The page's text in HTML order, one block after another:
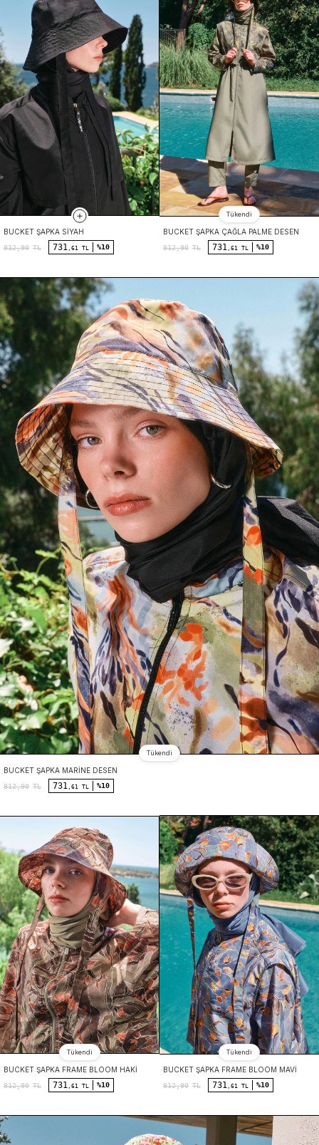
BUCKET ŞAPKA SIYAH
812,90 TL 731 ,61 TL %10
Tükendi
BUCKET ŞAPKA ÇAĞLA PALME DESEN
812,90 TL 731 ,61 TL %10
Tükendi
BUCKET ŞAPKA MARINE DESEN
812,90 TL 731 ,61 TL %10
Tükendi
BUCKET ŞAPKA FRAME BLOOM HAKI
812,90 TL 731 ,61 TL %10
Tükendi
BUCKET ŞAPKA FRAME BLOOM MAVI
812,90 TL 731 ,61 TL %10